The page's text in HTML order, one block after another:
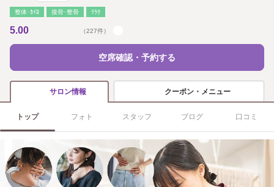
整体･ｶｲﾛ 接骨･整骨 ﾘﾗｸ
5.00 （227件）
空席確認・予約する
サロン情報 クーポン・メニュー
トップ フォト スタッフ ブログ 口コミ